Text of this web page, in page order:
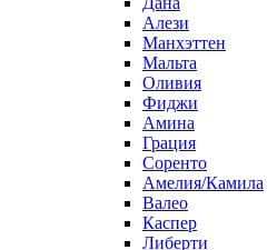
Алези
Манхэттен
Мальта
Оливия
Фиджи
Амина
Грация
Соренто
Амелия/Камила
Валео
Каспер
Либерти